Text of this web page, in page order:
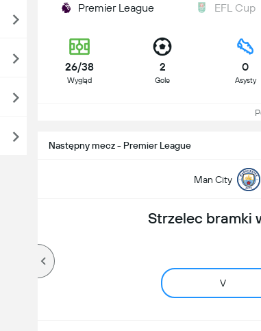
Premier League EFL Cup
26/38
Wygląd
2
Gole
0
Asysty
Następny mecz - Premier League
Man City
Strzelec bramki
V